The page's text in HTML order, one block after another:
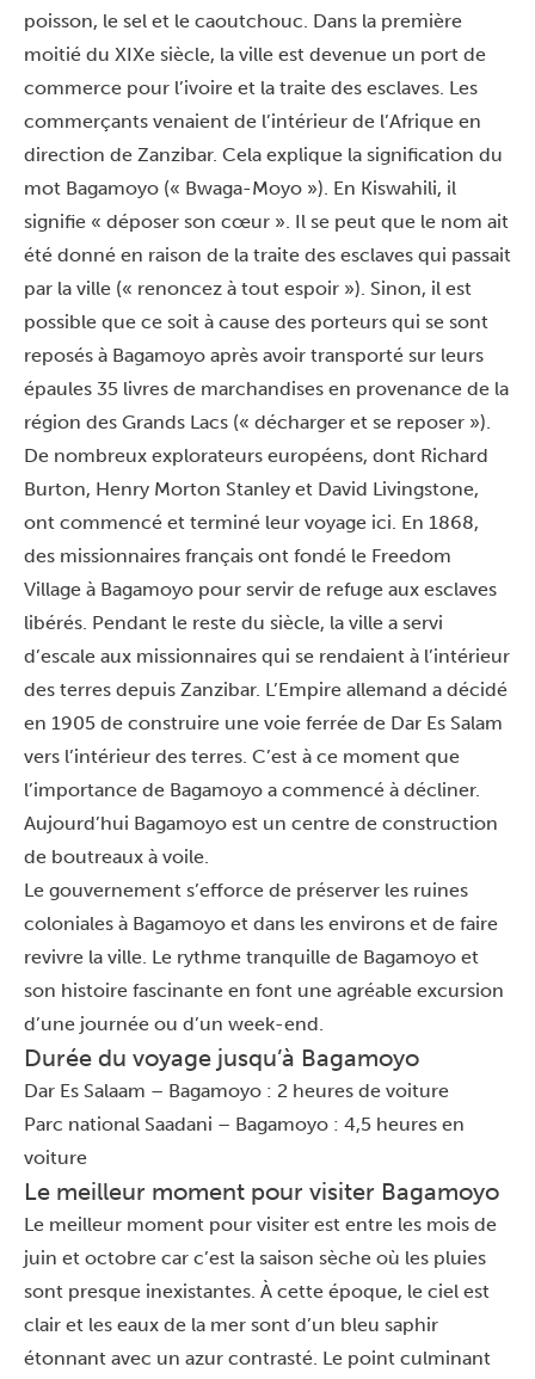
poisson, le sel et le caoutchouc. Dans la première
moitié du XIXe siècle, la ville est devenue un port de
commerce pour l’ivoire et la traite des esclaves. Les
commerçants venaient de l’intérieur de l’Afrique en
direction de Zanzibar. Cela explique la signification du
mot Bagamoyo (« Bwaga-Moyo »). En Kiswahili, il
signifie « déposer son cœur ». Il se peut que le nom ait
été donné en raison de la traite des esclaves qui passait
par la ville (« renoncez à tout espoir »). Sinon, il est
possible que ce soit à cause des porteurs qui se sont
reposés à Bagamoyo après avoir transporté sur leurs
épaules 35 livres de marchandises en provenance de la
région des Grands Lacs (« décharger et se reposer »).
De nombreux explorateurs européens, dont Richard
Burton, Henry Morton Stanley et David Livingstone,
ont commencé et terminé leur voyage ici. En 1868,
des missionnaires français ont fondé le Freedom
Village à Bagamoyo pour servir de refuge aux esclaves
libérés. Pendant le reste du siècle, la ville a servi
d’escale aux missionnaires qui se rendaient à l’intérieur
des terres depuis Zanzibar. L’Empire allemand a décidé
en 1905 de construire une voie ferrée de Dar Es Salam
vers l’intérieur des terres. C’est à ce moment que
l’importance de Bagamoyo a commencé à décliner.
Aujourd’hui Bagamoyo est un centre de construction
de boutreaux à voile.
Le gouvernement s’efforce de préserver les ruines
coloniales à Bagamoyo et dans les environs et de faire
revivre la ville. Le rythme tranquille de Bagamoyo et
son histoire fascinante en font une agréable excursion
d’une journée ou d’un week-end.
Durée du voyage jusqu’à Bagamoyo
Dar Es Salaam – Bagamoyo : 2 heures de voiture
Parc national Saadani – Bagamoyo : 4,5 heures en
voiture
Le meilleur moment pour visiter Bagamoyo
Le meilleur moment pour visiter est entre les mois de
juin et octobre car c’est la saison sèche où les pluies
sont presque inexistantes. À cette époque, le ciel est
clair et les eaux de la mer sont d’un bleu saphir
étonnant avec un azur contrasté. Le point culminant